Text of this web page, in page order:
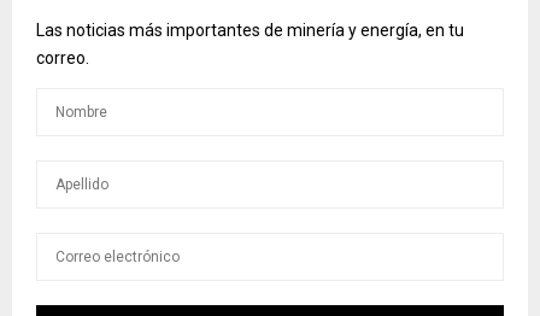
Las noticias más importantes de minería y energía, en tu
correo.